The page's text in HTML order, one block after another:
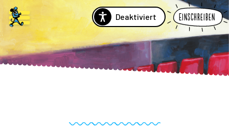
Deaktiviert Einschreiben